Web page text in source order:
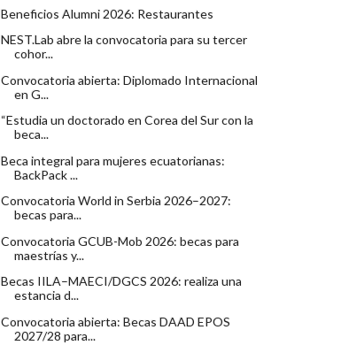
Beneficios Alumni 2026: Restaurantes
NEST.Lab abre la convocatoria para su tercer
cohor...
Convocatoria abierta: Diplomado Internacional
en G...
“Estudia un doctorado en Corea del Sur con la
beca...
Beca integral para mujeres ecuatorianas:
BackPack ...
Convocatoria World in Serbia 2026–2027:
becas para...
Convocatoria GCUB-Mob 2026: becas para
maestrías y...
Becas IILA–MAECI/DGCS 2026: realiza una
estancia d...
Convocatoria abierta: Becas DAAD EPOS
2027/28 para...